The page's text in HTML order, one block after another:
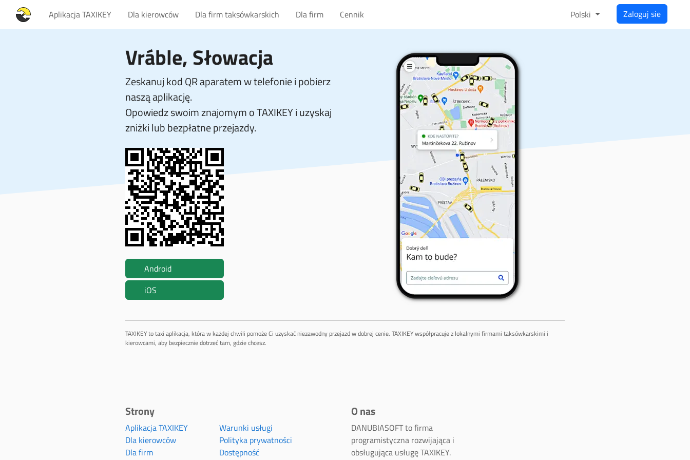
Aplikacja TAXIKEY Dla kierowców Dla firm taksówkarskich Dla firm Cennik Polski Zaloguj sie
Vráble, Słowacja
Zeskanuj kod QR aparatem w telefonie i pobierz
naszą aplikację.
Opowiedz swoim znajomym o TAXIKEY i uzyskaj
zniżki lub bezpłatne przejazdy.
Android
iOS
TAXIKEY to taxi aplikacja, która w każdej chwili pomoże Ci uzyskać niezawodny przejazd w dobrej cenie. TAXIKEY współpracuje z lokalnymi firmami taksówkarskimi i
kierowcami, aby bezpiecznie dotrzeć tam, gdzie chcesz.
Strony
Aplikacja TAXIKEY
Dla kierowców
Dla firm
Warunki usługi
Polityka prywatności
Dostępność
O nas
DANUBIASOFT to firma
programistyczna rozwijająca i
obsługująca usługę TAXIKEY.